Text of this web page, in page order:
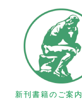
新刊書籍のご案内